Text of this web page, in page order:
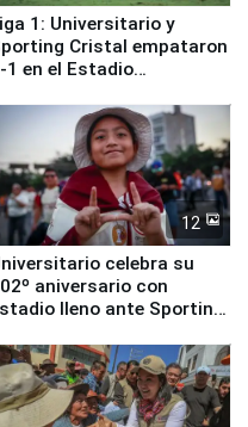
1: Universitario y
Cristal empataron
1 en el Estadio
12
celebra su
aniversario con
lleno ante Sporting